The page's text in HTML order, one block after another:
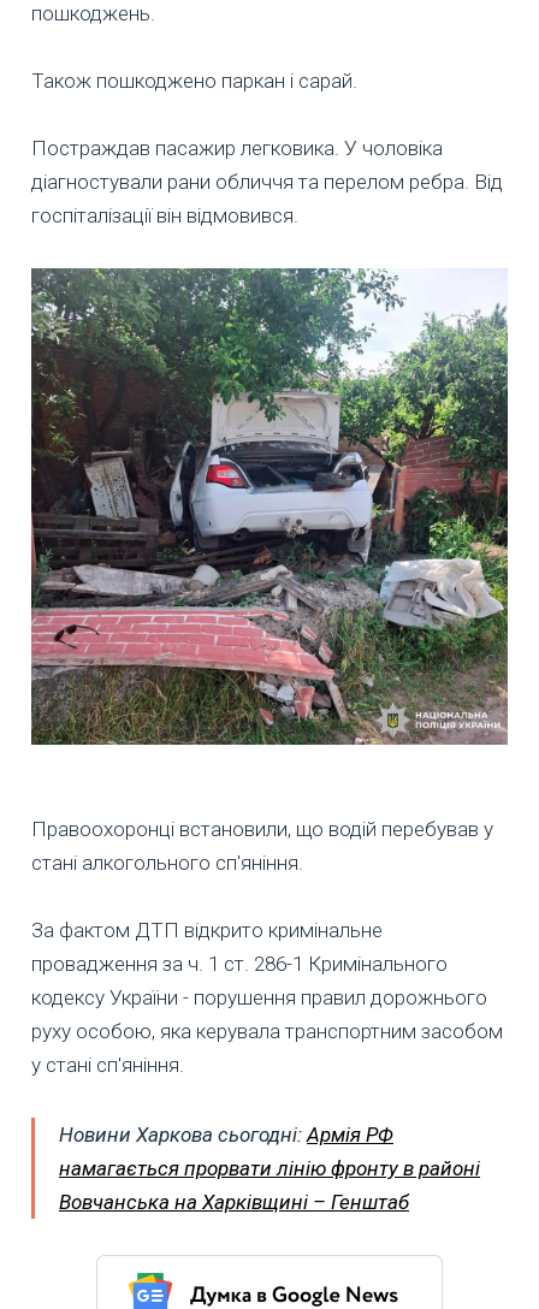
пошкоджень.
Також пошкоджено паркан і сарай.
Постраждав пасажир легковика. У чоловіка
діагностували рани обличчя та перелом ребра. Від
госпіталізації він відмовився.
Правоохоронці встановили, що водій перебував у
стані алкогольного сп'яніння.
За фактом ДТП відкрито кримінальне
провадження за ч. 1 ст. 286-1 Кримінального
кодексу України - порушення правил дорожнього
руху особою, яка керувала транспортним засобом
у стані сп'яніння.
Новини Харкова сьогодні:Армія РФ
намагається прорвати лінію фронту в районі
Вовчанська на Харківщині – Генштаб